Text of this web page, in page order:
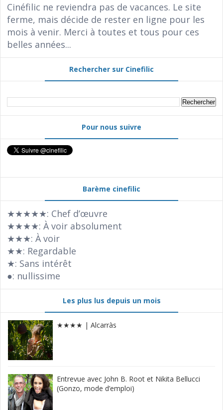
Cinéfilic ne reviendra pas de vacances. Le site
ferme, mais décide de rester en ligne pour les
mois à venir. Merci à toutes et tous pour ces
belles années...
Rechercher sur Cinefilic
Pour nous suivre
Barème cinefilic
★★★★★: Chef d’œuvre
★★★★: À voir absolument
★★★: À voir
★★: Regardable
★: Sans intérêt
●: nullissime
Les plus lus depuis un mois
★★★★ | Alcarràs
Entrevue avec John B. Root et Nikita Bellucci
(Gonzo, mode d’emploi)